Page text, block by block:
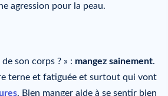
agression pour la peau.
son corps ? » : mangez sainement.
terne et fatiguée et surtout qui vont
. Bien manger aide à se sentir bien